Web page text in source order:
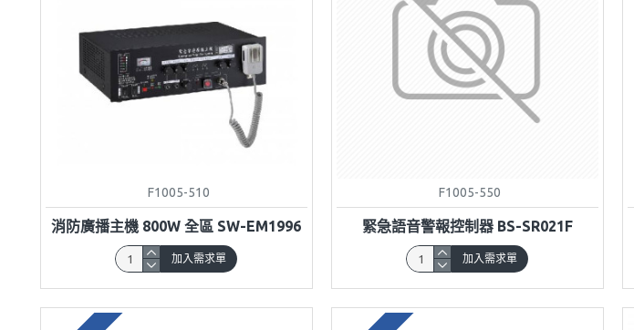
F1005-510
消防廣播主機 800W 全區 SW-EM1996
加入需求單
F1005-550
緊急語音警報控制器 BS-SR021F
加入需求單